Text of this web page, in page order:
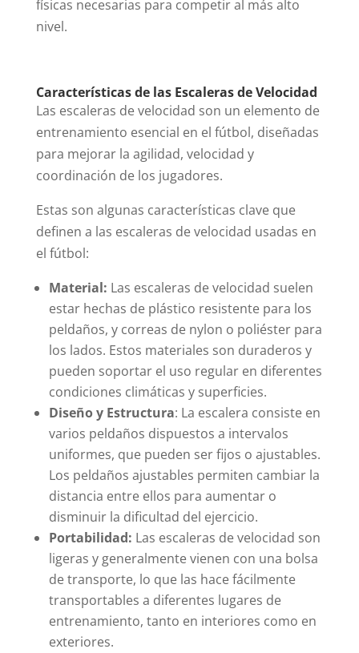
físicas necesarias para competir al más alto
nivel.
Características de las Escaleras de Velocidad
Las escaleras de velocidad son un elemento de
entrenamiento esencial en el fútbol, diseñadas
para mejorar la agilidad, velocidad y
coordinación de los jugadores.
Estas son algunas características clave que
definen a las escaleras de velocidad usadas en
el fútbol:
Material: Las escaleras de velocidad suelen
estar hechas de plástico resistente para los
peldaños, y correas de nylon o poliéster para
los lados. Estos materiales son duraderos y
pueden soportar el uso regular en diferentes
condiciones climáticas y superficies.
Diseño y Estructura: La escalera consiste en
varios peldaños dispuestos a intervalos
uniformes, que pueden ser fijos o ajustables.
Los peldaños ajustables permiten cambiar la
distancia entre ellos para aumentar o
disminuir la dificultad del ejercicio.
Portabilidad: Las escaleras de velocidad son
ligeras y generalmente vienen con una bolsa
de transporte, lo que las hace fácilmente
transportables a diferentes lugares de
entrenamiento, tanto en interiores como en
exteriores.